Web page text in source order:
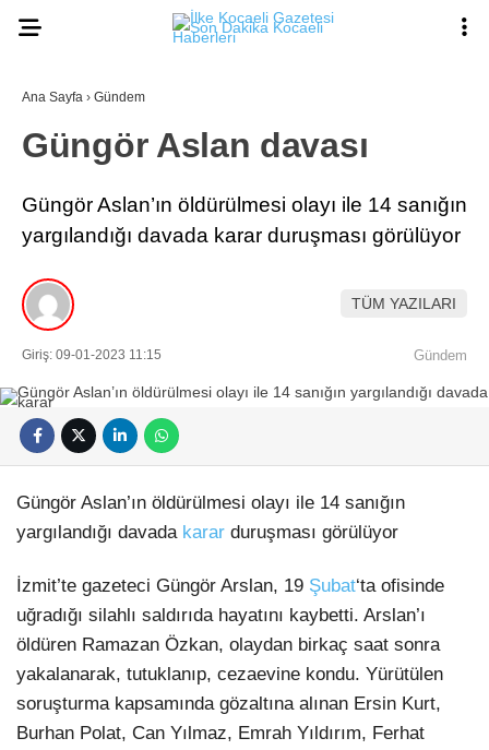
Gizlilik Politikası
Künye
Namaz Vakitleri
Puan Durumları
Şifremi Unuttum
Şifremi Yenile
Son Dakika
Üye Giriş
Üye Onay
Yayınlar
GÜNDEM
POLITIKA
DÜNYA
SPOR
MAGAZIN
EĞITIM
KÖŞE YAZILARI
RÖPORTAJ
Ana Sayfa › Gündem
Güngör Aslan davası
Güngör Aslan’ın öldürülmesi olayı ile 14 sanığın
yargılandığı davada karar duruşması görülüyor
TÜM YAZILARI
Giriş: 09-01-2023 11:15 Gündem
Güngör Aslan’ın öldürülmesi olayı ile 14 sanığın
yargılandığı davada karar duruşması görülüyor
İzmit’te gazeteci Güngör Arslan, 19 Şubat‘ta ofisinde
uğradığı silahlı saldırıda hayatını kaybetti. Arslan’ı
öldüren Ramazan Özkan, olaydan birkaç saat sonra
yakalanarak, tutuklanıp, cezaevine kondu. Yürütülen
soruşturma kapsamında gözaltına alınan Ersin Kurt,
Burhan Polat, Can Yılmaz, Emrah Yıldırım, Ferhat